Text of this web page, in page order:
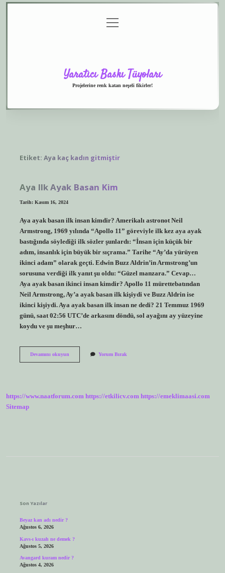
menüyü
aç
Yaratıcı Baskı Tüyoları
Projelerine renk katan neşeli fikirler!
Etiket: Aya kaç kadın gitmiştir
Aya Ilk Ayak Basan Kim
Tarih: Kasım 16, 2024
Aya ayak basan ilk insan kimdir? Amerikalı astronot Neil
Armstrong, 1969 yılında “Apollo 11” göreviyle ilk kez aya ayak
bastığında söylediği ilk sözler şunlardı: “İnsan için küçük bir
adım, insanlık için büyük bir sıçrama.” Tarihe “Ay’da yürüyen
ikinci adam” olarak geçti. Edwin Buzz Aldrin’in Armstrong’un
sorusuna verdiği ilk yanıt şu oldu: “Güzel manzara.” Cevap…
Aya ayak basan ikinci insan kimdir? Apollo 11 mürettebatından
Neil Armstrong, Ay’a ayak basan ilk kişiydi ve Buzz Aldrin ise
ikinci kişiydi. Aya ayak basan ilk insan ne dedi? 21 Temmuz 1969
günü, saat 02:56 UTC’de arkasını döndü, sol ayağını ay yüzeyine
koydu ve şu meşhur…
Devamını okuyunAya
Yorum Bırak
https://www.naatforum.com https://etkilicv.com https://emeklimaasi.com
Sitemap
Son Yazılar
Beyaz kan adı nedir ?
Ağustos 6, 2026
Kavs-ı kuzah ne demek ?
Ağustos 5, 2026
Avangard kuram nedir ?
Ağustos 4, 2026